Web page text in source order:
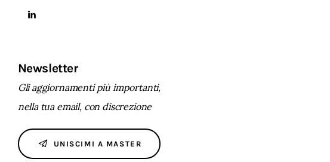
Newsletter
Gli aggiornamenti più importanti,
nella tua email, con discrezione
UNISCIMI A MASTER